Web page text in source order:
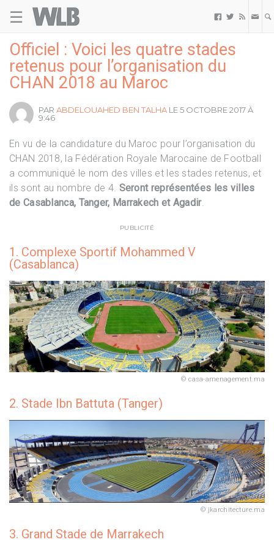
☰   
Officiel : Voici les quatre stades
retenus pour l’organisation du
CHAN 2018 au Maroc
PAR ABDELOUAHED BEN TALHA LE 5 OCTOBRE 2017 À
9:46
En vu de la candidature du Maroc pour l’organisation du
CHAN 2018, la Fédération Royale Marocaine de Football
a communiqué le nom des villes et les stades retenus, et
ils sont au nombre de 4. Seront représentées les villes
de Casablanca, Tanger, Marrakech et Agadir.
PUBLICITÉ
1. Complexe Sportif Mohammed V
(Casablanca)
casa-amenagement.ma
2. Stade Ibn Battuta (Tanger)
jkarchitecture.ma
3. Grand Stade de Marrakech